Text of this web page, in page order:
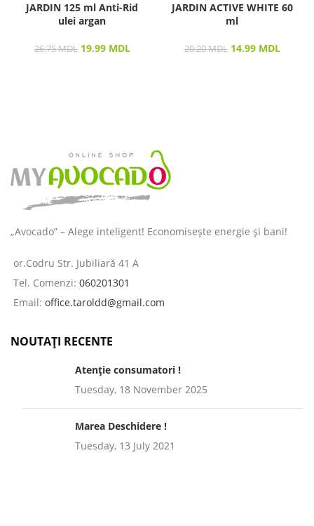
JARDIN 125 ml Anti-Rid
ulei argan
26.75MDL 19.99 MDL
JARDIN ACTIVE WHITE 60
ml
20.20MDL 14.99 MDL
„Avocado” – Alege inteligent! Economisește energie și bani!
or.Codru Str. Jubiliară 41 A
Tel. Comenzi: 060201301
Email: office.taroldd@gmail.com
NOUTAȚI RECENTE
Atenție consumatori !
Tuesday, 18 November 2025
Marea Deschidere !
Tuesday, 13 July 2021